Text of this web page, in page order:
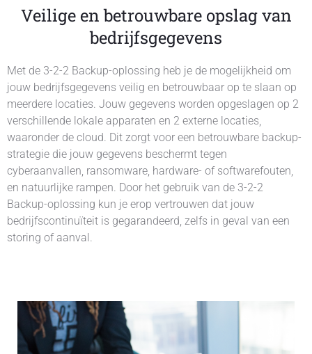
Veilige en betrouwbare opslag van
bedrijfsgegevens
Met de 3-2-2 Backup-oplossing heb je de mogelijkheid om
jouw bedrijfsgegevens veilig en betrouwbaar op te slaan op
meerdere locaties. Jouw gegevens worden opgeslagen op 2
verschillende lokale apparaten en 2 externe locaties,
waaronder de cloud. Dit zorgt voor een betrouwbare backup-
strategie die jouw gegevens beschermt tegen
cyberaanvallen, ransomware, hardware- of softwarefouten,
en natuurlijke rampen. Door het gebruik van de 3-2-2
Backup-oplossing kun je erop vertrouwen dat jouw
bedrijfscontinuïteit is gegarandeerd, zelfs in geval van een
storing of aanval.